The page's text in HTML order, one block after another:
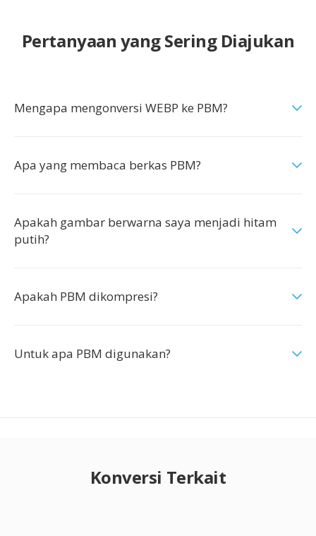
Pertanyaan yang Sering Diajukan
Mengapa mengonversi WEBP ke PBM?
Apa yang membaca berkas PBM?
Apakah gambar berwarna saya menjadi hitam
putih?
Apakah PBM dikompresi?
Untuk apa PBM digunakan?
Konversi Terkait